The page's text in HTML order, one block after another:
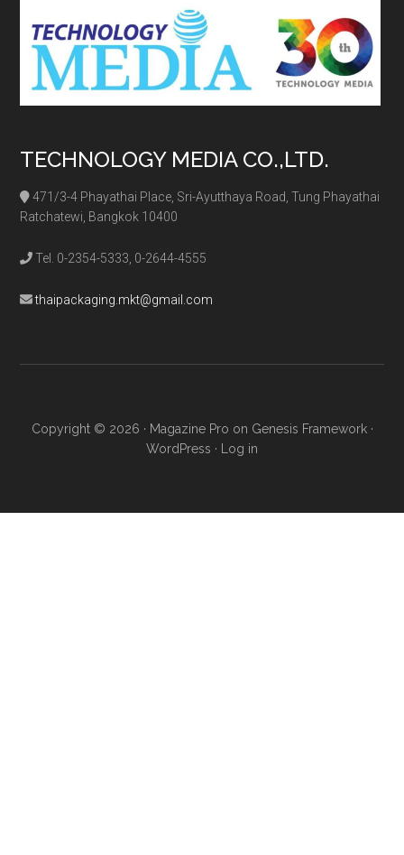
TECHNOLOGY MEDIA CO.,LTD.
471/3-4 Phayathai Place, Sri-Ayutthaya Road, Tung Phayathai
Ratchatewi, Bangkok 10400
Tel. 0-2354-5333, 0-2644-4555
thaipackaging.mkt@gmail.com
Copyright © 2026 · Magazine Pro on Genesis Framework·
WordPress · Log in